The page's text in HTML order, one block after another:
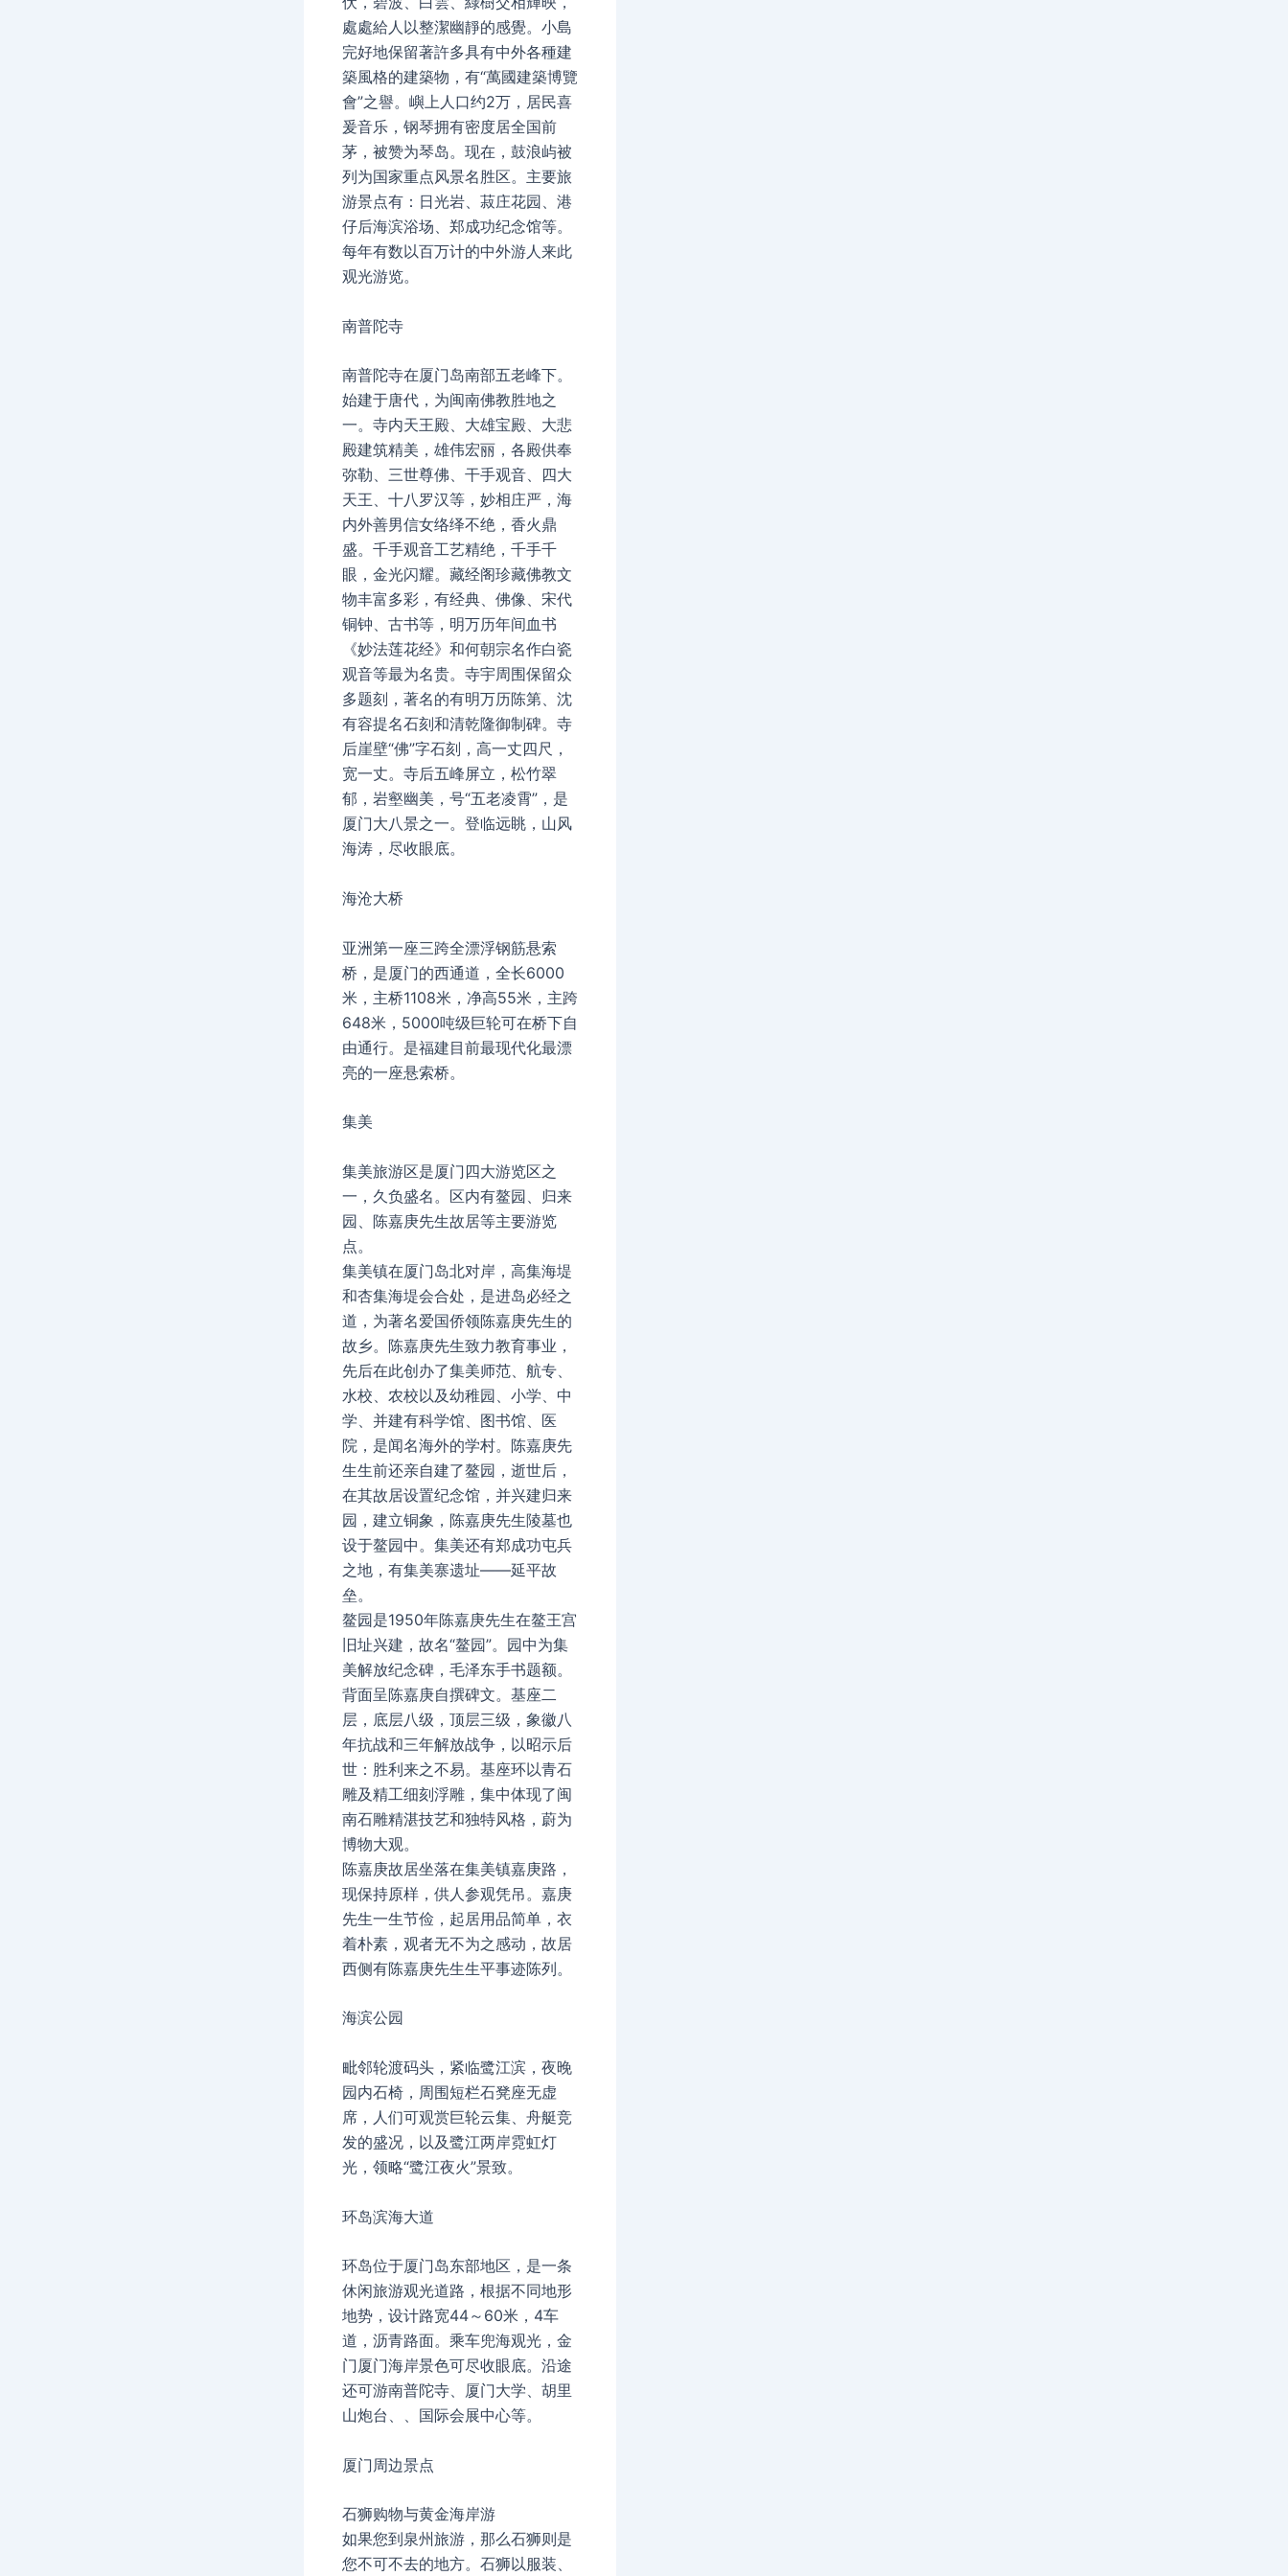
處處給人以整潔幽靜的感覺。小島
完好地保留著許多具有中外各種建
築風格的建築物，有“萬國建築博覽
會”之譽。嶼上人口约2万，居民喜
爰音乐，钢琴拥有密度居全国前
茅，被赞为琴岛。现在，鼓浪屿被
列为国家重点风景名胜区。主要旅
游景点有：日光岩、菽庄花园、港
仔后海滨浴场、郑成功纪念馆等。
每年有数以百万计的中外游人来此
观光游览。
南普陀寺
南普陀寺在厦门岛南部五老峰下。
始建于唐代，为闽南佛教胜地之
一。寺内天王殿、大雄宝殿、大悲
殿建筑精美，雄伟宏丽，各殿供奉
弥勒、三世尊佛、干手观音、四大
天王、十八罗汉等，妙相庄严，海
内外善男信女络绎不绝，香火鼎
盛。千手观音工艺精绝，千手千
眼，金光闪耀。藏经阁珍藏佛教文
物丰富多彩，有经典、佛像、宋代
铜钟、古书等，明万历年间血书
《妙法莲花经》和何朝宗名作白瓷
观音等最为名贵。寺宇周围保留众
多题刻，著名的有明万历陈第、沈
有容提名石刻和清乾隆御制碑。寺
后崖壁“佛”字石刻，高一丈四尺，
宽一丈。寺后五峰屏立，松竹翠
郁，岩壑幽美，号“五老凌霄”，是
厦门大八景之一。登临远眺，山风
海涛，尽收眼底。
海沧大桥
亚洲第一座三跨全漂浮钢筋悬索
桥，是厦门的西通道，全长6000
米，主桥1108米，净高55米，主跨
648米，5000吨级巨轮可在桥下自
由通行。是福建目前最现代化最漂
亮的一座悬索桥。
集美
集美旅游区是厦门四大游览区之
一，久负盛名。区内有鳌园、归来
园、陈嘉庚先生故居等主要游览
点。
集美镇在厦门岛北对岸，高集海堤
和杏集海堤会合处，是进岛必经之
道，为著名爱国侨领陈嘉庚先生的
故乡。陈嘉庚先生致力教育事业，
先后在此创办了集美师范、航专、
水校、农校以及幼稚园、小学、中
学、并建有科学馆、图书馆、医
院，是闻名海外的学村。陈嘉庚先
生生前还亲自建了鳌园，逝世后，
在其故居设置纪念馆，并兴建归来
园，建立铜象，陈嘉庚先生陵墓也
设于鳌园中。集美还有郑成功屯兵
之地，有集美寨遗址——延平故
垒。
鳌园是1950年陈嘉庚先生在鳌王宫
旧址兴建，故名“鳌园”。园中为集
美解放纪念碑，毛泽东手书题额。
背面呈陈嘉庚自撰碑文。基座二
层，底层八级，顶层三级，象徽八
年抗战和三年解放战争，以昭示后
世：胜利来之不易。基座环以青石
雕及精工细刻浮雕，集中体现了闽
南石雕精湛技艺和独特风格，蔚为
博物大观。
陈嘉庚故居坐落在集美镇嘉庚路，
现保持原样，供人参观凭吊。嘉庚
先生一生节俭，起居用品简单，衣
着朴素，观者无不为之感动，故居
西侧有陈嘉庚先生生平事迹陈列。
海滨公园
毗邻轮渡码头，紧临鹭江滨，夜晚
园内石椅，周围短栏石凳座无虚
席，人们可观赏巨轮云集、舟艇竞
发的盛况，以及鹭江两岸霓虹灯
光，领略“鹭江夜火”景致。
环岛滨海大道
环岛位于厦门岛东部地区，是一条
休闲旅游观光道路，根据不同地形
地势，设计路宽44～60米，4车
道，沥青路面。乘车兜海观光，金
门厦门海岸景色可尽收眼底。沿途
还可游南普陀寺、厦门大学、胡里
山炮台、、国际会展中心等。
厦门周边景点
石狮购物与黄金海岸游
如果您到泉州旅游，那么石狮则是
您不可不去的地方。石狮以服装、